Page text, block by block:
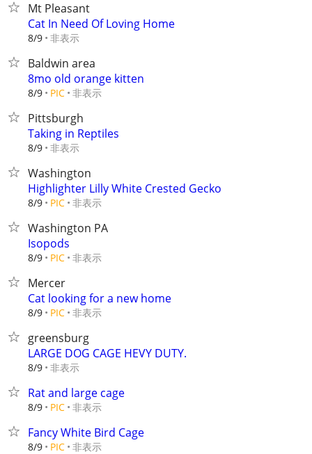
Mt Pleasant
Cat In Need Of Loving Home
8/9 非表示
Baldwin area
8mo old orange kitten
8/9 PIC 非表示
Pittsburgh
Taking in Reptiles
8/9 非表示
Washington
Highlighter Lilly White Crested Gecko
8/9 PIC 非表示
Washington PA
Isopods
8/9 PIC 非表示
Mercer
Cat looking for a new home
8/9 PIC 非表示
greensburg
LARGE DOG CAGE HEVY DUTY.
8/9 非表示
Rat and large cage
8/9 PIC 非表示
Fancy White Bird Cage
8/9 PIC 非表示